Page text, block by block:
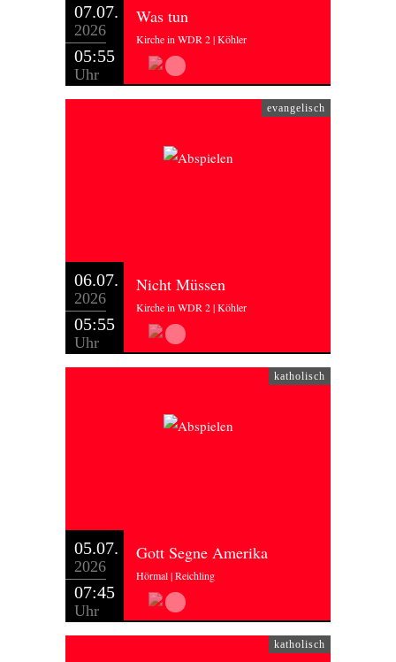
07.07.
2026
05:55
Uhr
Was tun
Kirche in WDR 2 | Köhler
evangelisch
06.07.
2026
05:55
Uhr
Nicht Müssen
Kirche in WDR 2 | Köhler
katholisch
05.07.
2026
07:45
Uhr
Gott Segne Amerika
Hörmal | Reichling
katholisch